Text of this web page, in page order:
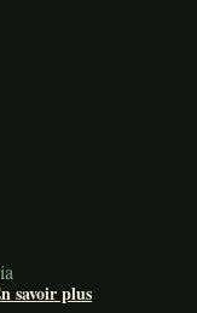
savoir plus